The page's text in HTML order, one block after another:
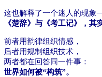
这也解释了一个迷人的现
《楚辞》与《考工记》，其
前者用韵律组织情感，
后者用规制组织技术，
两者都在回答同一件事：
世界如何被“构筑”。